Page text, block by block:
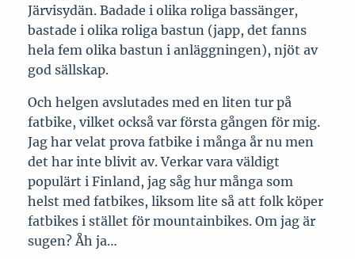
Järvisydän. Badade i olika roliga bassänger,
bastade i olika roliga bastun (japp, det fanns
hela fem olika bastun i anläggningen), njöt av
god sällskap.
Och helgen avslutades med en liten tur på
fatbike, vilket också var första gången för mig.
Jag har velat prova fatbike i många år nu men
det har inte blivit av. Verkar vara väldigt
populärt i Finland, jag såg hur många som
helst med fatbikes, liksom lite så att folk köper
fatbikes i stället för mountainbikes. Om jag är
sugen? Åh ja…